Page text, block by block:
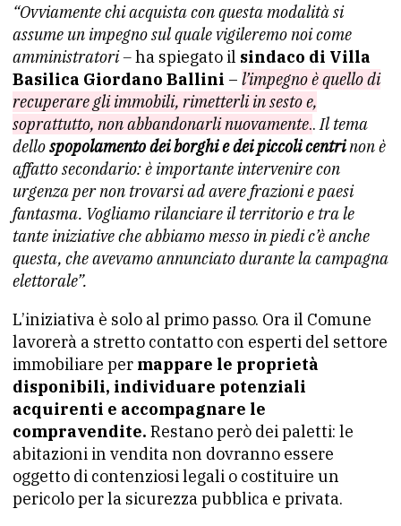
“Ovviamente chi acquista con questa modalità si
assume un impegno sul quale vigileremo noi come
amministratori –ha spiegato il sindaco di Villa
Basilica Giordano Ballini – l’impegno è quello di
recuperare gli immobili, rimetterli in sesto e,
soprattutto, non abbandonarli nuovamente..Il tema
dellospopolamento dei borghi e dei piccoli centrinon è
affatto secondario: è importante intervenire con
urgenza per non trovarsi ad avere frazioni e paesi
fantasma. Vogliamo rilanciare il territorio e tra le
tante iniziative che abbiamo messo in piedi c’è anche
questa, che avevamo annunciato durante la campagna
elettorale”.
L’iniziativa è solo al primo passo. Ora il Comune
lavorerà a stretto contatto con esperti del settore
immobiliare per mappare le proprietà
disponibili, individuare potenziali
acquirenti e accompagnare le
compravendite. Restano però dei paletti: le
abitazioni in vendita non dovranno essere
oggetto di contenziosi legali o costituire un
pericolo per la sicurezza pubblica e privata.